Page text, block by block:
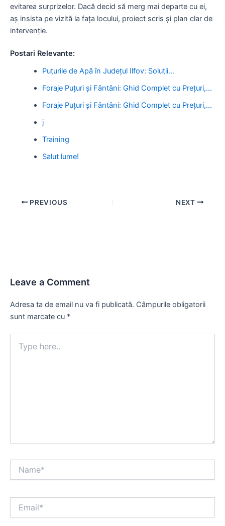
evitarea surprizelor. Dacă decid să merg mai departe cu ei,
aş insista pe vizită la faţa locului, proiect scris şi plan clar de
intervenţie.
Postari Relevante:
Puțurile de Apă în Județul Ilfov: Soluții…
Foraje Puțuri și Fântâni: Ghid Complet cu Prețuri,…
Foraje Puțuri și Fântâni: Ghid Complet cu Prețuri,…
j
Training
Salut lume!
Post PREVIOUS NEXT
Leave a Comment
Adresa ta de email nu va fi publicată. Câmpurile obligatorii
sunt marcate cu *
here..